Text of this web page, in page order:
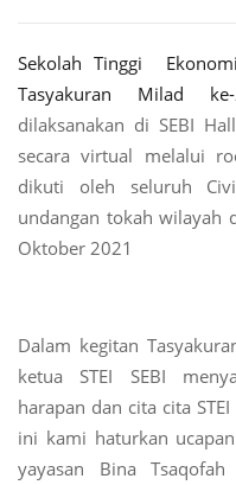
Sekolah Tinggi
Tasyakuran Milad
dilaksanakan di SEBI
secara virtual melalui
dikuti oleh seluruh
undangan tokah wilayah
Oktober 2021
Dalam kegitan
ketua STEI SEBI
harapan dan cita cita
ini kami haturkan
yayasan Bina